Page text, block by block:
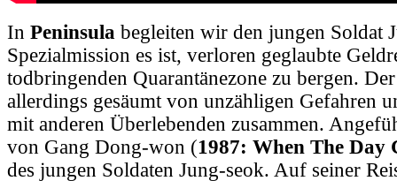
In Peninsula begleiten wir den jungen Soldat
Spezialmission es ist, verloren geglaubte
todbringenden Quarantänezone zu bergen.
allerdings gesäumt von unzähligen Gefahren
mit anderen Überlebenden zusammen.
von Gang Dong-won (1987: When The Day
des jungen Soldaten Jung-seok. Auf seiner